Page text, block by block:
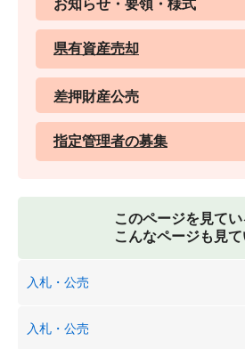
お知らせ・要領・様式
県有資産売却
差押財産公売
指定管理者の募集
このページを見て
こんなページも見
入札・公売
入札・公売